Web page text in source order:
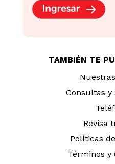
TAMBIÉN TE
Consultas y
Revisa
Políticas
Términos y